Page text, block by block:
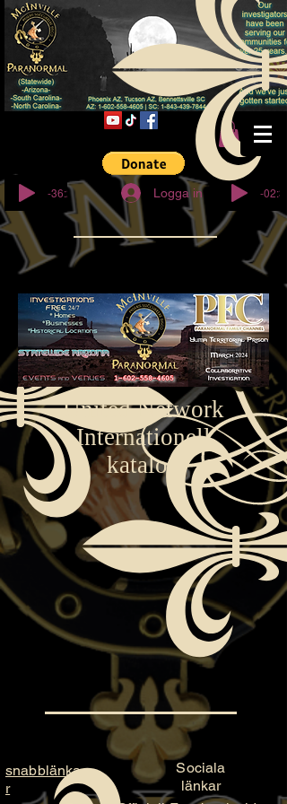
© Copyright
-36:27 Logga in -02:32
United Network
Internationell
katalog
snabblänka
r
Sociala
länkar